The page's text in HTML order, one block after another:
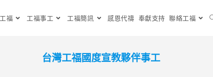
福 工福事工 工福簡訊 感恩代禱 奉獻支持 聯絡工福
台灣工福國度宣教夥伴事工